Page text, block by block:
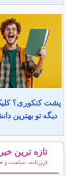
پشت کنکوری؟
دیگه تو بهترین
تازه ترین
(روزنامه، سیاست و